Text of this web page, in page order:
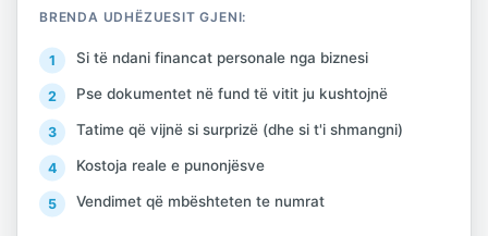
janë përdorur nga një person i
tatueshëm që vepron si i tillë për
realizimin e transaksioneve brenda
BRENDA UDHËZUESIT GJENI:
Si të ndani financat personale nga biznesi
Pse dokumentet në fund të vitit ju kushtojnë
Tatime që vijnë si surprizë (dhe si t'i shmangni)
Kostoja reale e punonjësve
Vendimet që mbështeten te numrat